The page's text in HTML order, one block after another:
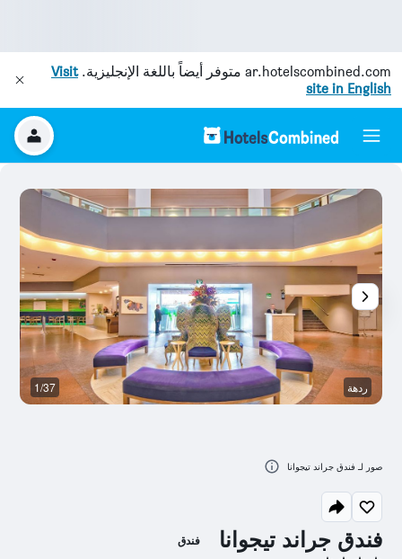
ar.hotelscombined.com متوفر أيضاً باللغة الإنجليزية.Visit
site in English
فندق جراند تيجوانا فندق
ردهة 1/37
صور لـ فندق جراند تيجوانا